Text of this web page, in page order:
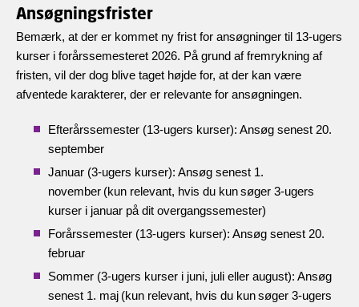
Ansøgningsfrister
Bemærk, at der er kommet ny frist for ansøgninger til 13-ugers
kurser i forårssemesteret 2026. På grund af fremrykning af
fristen, vil der dog blive taget højde for, at der kan være
afventede karakterer, der er relevante for ansøgningen.
Efterårssemester (13-ugers kurser): Ansøg senest 20.
september
Januar (3-ugers kurser): Ansøg senest 1.
november (kun relevant, hvis du kun søger 3-ugers
kurser i januar på dit overgangssemester)
Forårssemester (13-ugers kurser): Ansøg senest 20.
februar
Sommer (3-ugers kurser i juni, juli eller august): Ansøg
senest 1. maj (kun relevant, hvis du kun søger 3-ugers